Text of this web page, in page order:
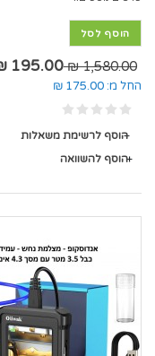
הוסף לסל
1,580.00 ₪
195.00 ₪
החל מ: 175.00 ₪
הוסף לרשימת משאלות
הוסף להשוואה